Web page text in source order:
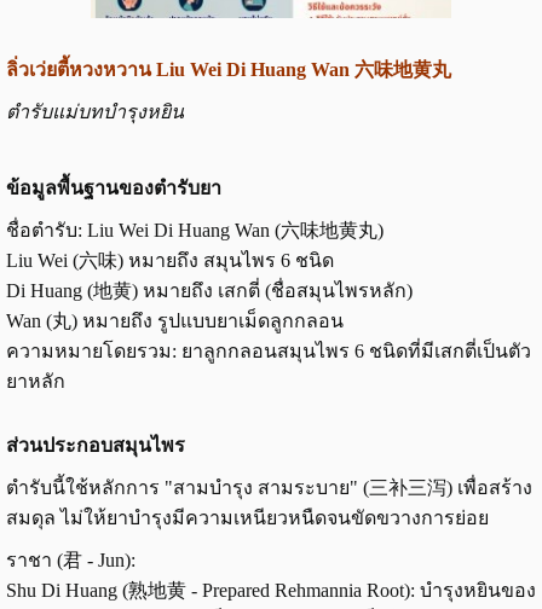
ลิ่วเว่ยตี้หวงหวาน Liu Wei Di Huang Wan 六味地黄丸
ตำรับแม่บทบำรุงหยิน
ข้อมูลพื้นฐานของตำรับยา
ชื่อตำรับ: Liu Wei Di Huang Wan (六味地黄丸)
Liu Wei (六味) หมายถึง สมุนไพร 6 ชนิด
Di Huang (地黄) หมายถึง เสกตี่ (ชื่อสมุนไพรหลัก)
Wan (丸) หมายถึง รูปแบบยาเม็ดลูกกลอน
ความหมายโดยรวม: ยาลูกกลอนสมุนไพร 6 ชนิดที่มีเสกตี่เป็นตัว
ยาหลัก
ส่วนประกอบสมุนไพร
ตำรับนี้ใช้หลักการ "สามบำรุง สามระบาย" (三补三泻) เพื่อสร้าง
สมดุล ไม่ให้ยาบำรุงมีความเหนียวหนืดจนขัดขวางการย่อย
ราชา (君 - Jun):
Shu Di Huang (熟地黄 - Prepared Rehmannia Root): บำรุงหยินของ